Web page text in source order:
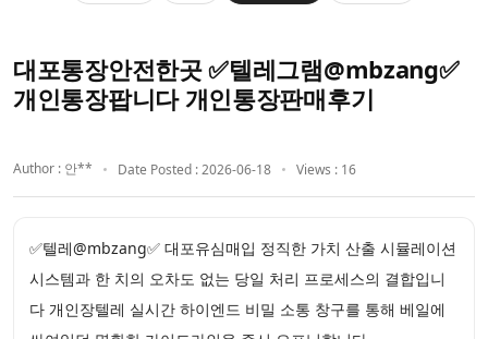
대포통장안전한곳 ✅텔레그램@mbzang✅
개인통장팝니다 개인통장판매후기
Author : 안** Date Posted : 2026-06-18 Views : 16
✅텔레@mbzang✅ 대포유심매입 정직한 가치 산출 시뮬레이션
시스템과 한 치의 오차도 없는 당일 처리 프로세스의 결합입니
다 개인장텔레 실시간 하이엔드 비밀 소통 창구를 통해 베일에